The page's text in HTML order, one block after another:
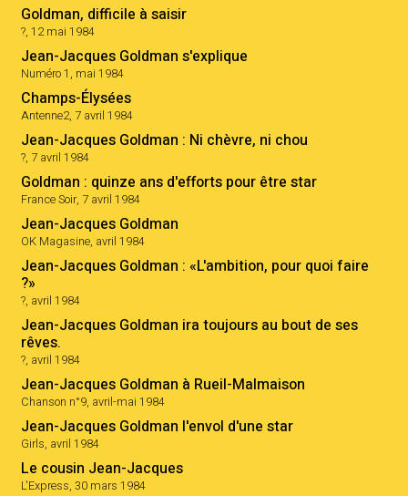
Goldman, difficile à saisir
?, 12 mai 1984
Jean-Jacques Goldman s'explique
Numéro 1, mai 1984
Champs-Élysées
Antenne2, 7 avril 1984
Jean-Jacques Goldman : Ni chèvre, ni chou
?, 7 avril 1984
Goldman : quinze ans d'efforts pour être star
France Soir, 7 avril 1984
Jean-Jacques Goldman
OK Magasine, avril 1984
Jean-Jacques Goldman : «L'ambition, pour quoi faire
?»
?, avril 1984
Jean-Jacques Goldman ira toujours au bout de ses
rêves.
?, avril 1984
Jean-Jacques Goldman à Rueil-Malmaison
Chanson n°9, avril-mai 1984
Jean-Jacques Goldman l'envol d'une star
Girls, avril 1984
Le cousin Jean-Jacques
L'Express, 30 mars 1984